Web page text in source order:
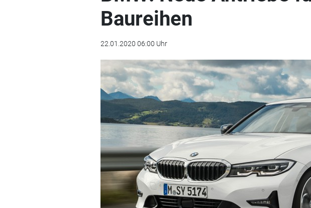
Baureihen
22.01.2020 06:00 Uhr